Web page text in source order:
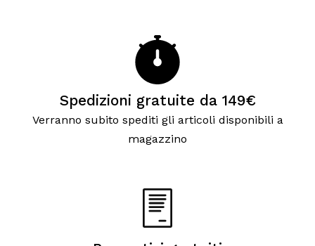
Spedizioni gratuite da 149€
Verranno subito spediti gli articoli disponibili a
magazzino